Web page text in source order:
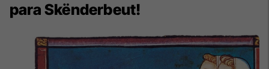
para Skënderbeut!